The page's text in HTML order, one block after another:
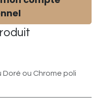
Doré ou Chrome poli